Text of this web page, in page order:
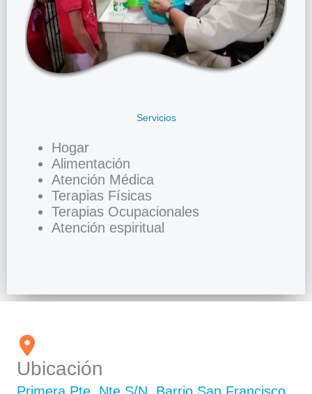
Servicios
Hogar
Alimentación
Atención Médica
Terapias Físicas
Terapias Ocupacionales
Atención espiritual
Ubicación